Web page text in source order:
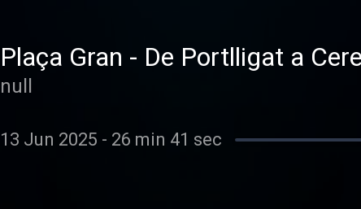
Plaça Gran - De Portlligat a
null
13 Jun 2025 - 26 min 41 sec